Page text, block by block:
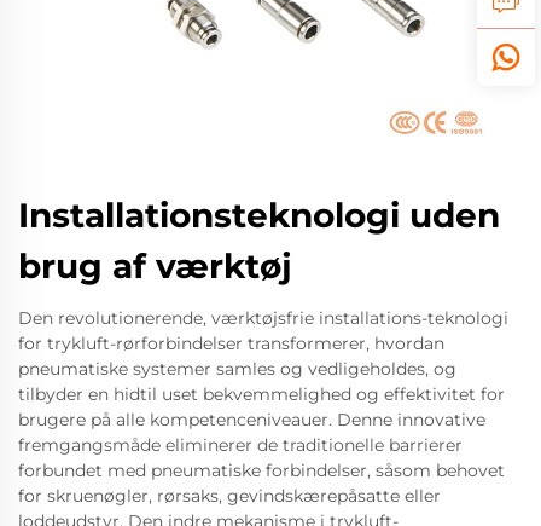
Installationsteknologi uden
brug af værktøj
Den revolutionerende, værktøjsfrie installations-teknologi
for trykluft-rørforbindelser transformerer, hvordan
pneumatiske systemer samles og vedligeholdes, og
tilbyder en hidtil uset bekvemmelighed og effektivitet for
brugere på alle kompetenceniveauer. Denne innovative
fremgangsmåde eliminerer de traditionelle barrierer
forbundet med pneumatiske forbindelser, såsom behovet
for skruenøgler, rørsaks, gevindskærepåsatte eller
loddeudstyr. Den indre mekanisme i trykluft-